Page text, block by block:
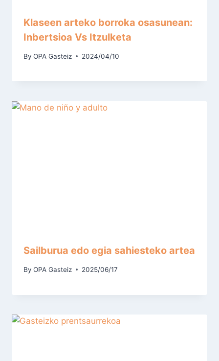
Klaseen arteko borroka osasunean:
Inbertsioa Vs Itzulketa
By OPA Gasteiz 2024/04/10
Sailburua edo egia sahiesteko artea
By OPA Gasteiz 2025/06/17